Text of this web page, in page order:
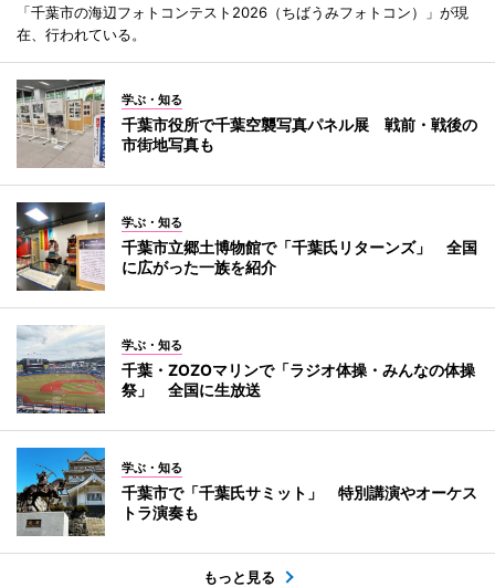
「千葉市の海辺フォトコンテスト2026（ちばうみフォトコン）」が現
在、行われている。
学ぶ・知る
千葉市役所で千葉空襲写真パネル展 戦前・戦後の
市街地写真も
学ぶ・知る
千葉市立郷土博物館で「千葉氏リターンズ」 全国
に広がった一族を紹介
学ぶ・知る
千葉・ZOZOマリンで「ラジオ体操・みんなの体操
祭」 全国に生放送
学ぶ・知る
千葉市で「千葉氏サミット」 特別講演やオーケス
トラ演奏も
もっと見る